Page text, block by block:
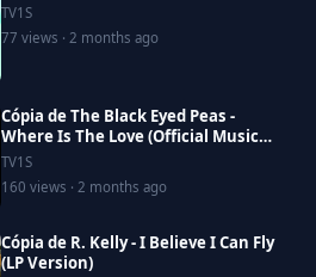
TV1S
77 views · 2 months ago
Cópia de The Black Eyed Peas -
Where Is The Love (Official Music
Video)
TV1S
160 views · 2 months ago
Cópia de R. Kelly - I Believe I Can Fly
(LP Version)